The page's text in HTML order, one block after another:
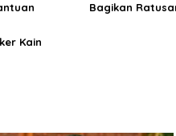
Bagikan
Kain